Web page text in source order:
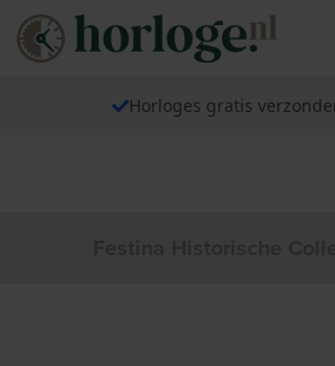
Horloges gratis